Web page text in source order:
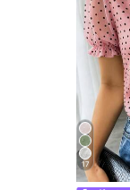
17